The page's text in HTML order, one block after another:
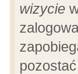
wizycie